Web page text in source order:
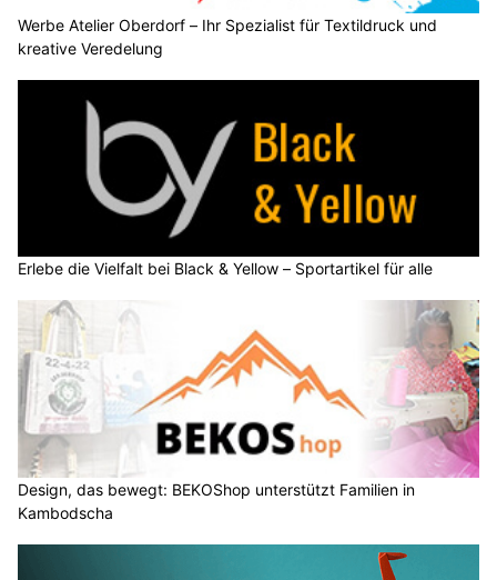
Werbe Atelier Oberdorf – Ihr Spezialist für Textildruck und
kreative Veredelung
Erlebe die Vielfalt bei Black & Yellow – Sportartikel für alle
Design, das bewegt: BEKOShop unterstützt Familien in
Kambodscha